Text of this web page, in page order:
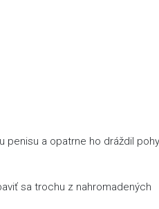
penisu a opatrne ho dráždil
sa trochu z nahromadených